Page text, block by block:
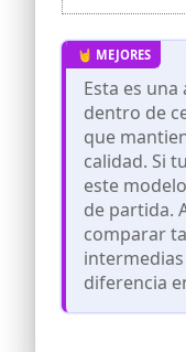
mesa
Esta
dura:
de
esta
arce y
una
Esta es
dentro de
que
calidad. Si
este
de partida.
comparar
diferencia